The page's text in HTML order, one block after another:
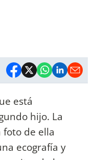
está
hijo. La
de ella
ecografía y